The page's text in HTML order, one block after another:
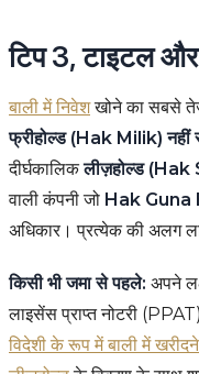
टिप 3, टाइटल
बाली में निवेशखोने का सबसे
फ्रीहोल्ड (Hak Milik)
दीर्घकालिकलीज़होल्ड
वाली कंपनी जो Hak Guna
अधिकार। प्रत्येक की अलग
किसी भी जमा से पहले: अपने
लाइसेंस प्राप्त नोटरी
विदेशी के रूप में बाली में